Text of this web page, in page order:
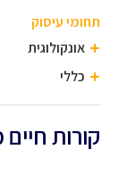
תחומי עיסוק
אונקולוגית
כללי
קורות